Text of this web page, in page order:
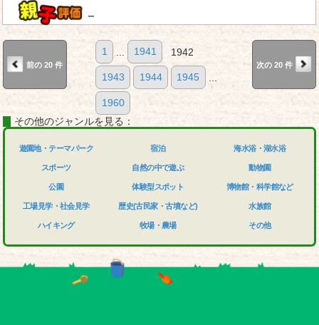
－
前の 20 件
1 1941 1942
1943 1944 1945
1960
次の 20 件
その他のジャンルを見る：
遊園地・テーマパーク
スポーツ
公園
工場見学・社会見学
ハイキング
宿泊
自然の中で遊ぶ
体験型スポット
歴史(古民家・古墳など)
牧場・農場
海水浴・湖水浴
動物園
博物館・科学館など
水族館
その他